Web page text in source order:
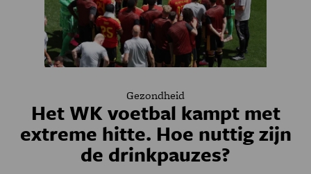
Gezondheid
Het WK voetbal kampt met
extreme hitte. Hoe nuttig zijn
de drinkpauzes?